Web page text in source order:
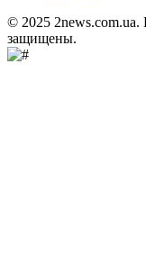
© 2025
защищены.